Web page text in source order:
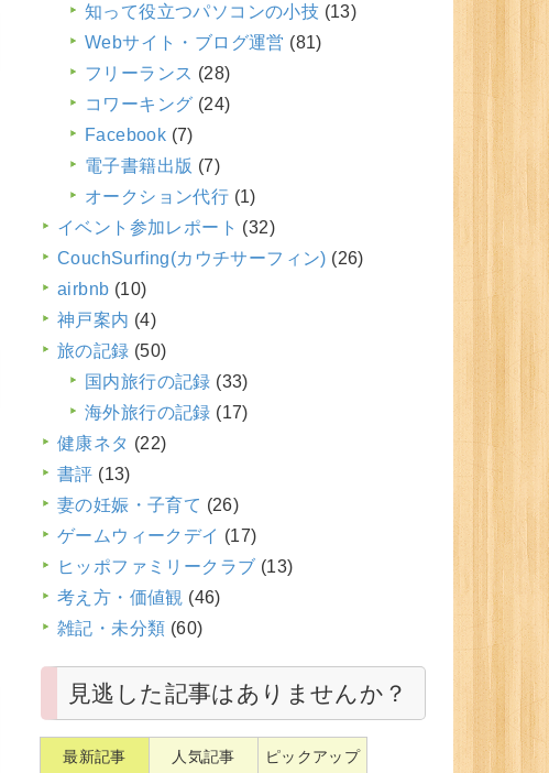
知って役立つパソコンの小技 (13)
Webサイト・ブログ運営 (81)
フリーランス (28)
コワーキング (24)
Facebook (7)
電子書籍出版 (7)
オークション代行 (1)
イベント参加レポート (32)
CouchSurfing(カウチサーフィン) (26)
airbnb (10)
神戸案内 (4)
旅の記録 (50)
国内旅行の記録 (33)
海外旅行の記録 (17)
健康ネタ (22)
書評 (13)
妻の妊娠・子育て (26)
ゲームウィークデイ (17)
ヒッポファミリークラブ (13)
考え方・価値観 (46)
雑記・未分類 (60)
見逃した記事はありませんか？
最新記事 人気記事 ピックアップ